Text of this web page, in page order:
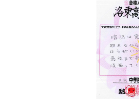
格
修
中